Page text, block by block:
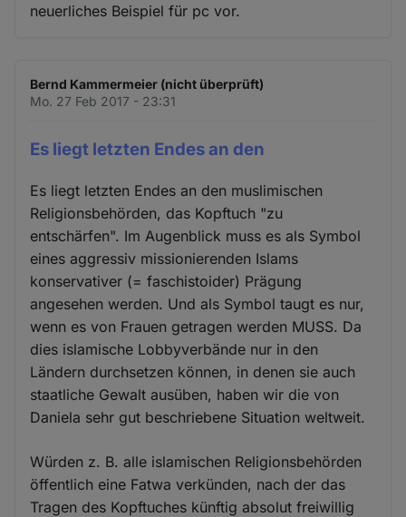
neuerliches Beispiel für pc vor.
Bernd Kammermeier (nicht überprüft)
Mo. 27 Feb 2017 - 23:31
Es liegt letzten Endes an den
Es liegt letzten Endes an den muslimischen
Religionsbehörden, das Kopftuch "zu
entschärfen". Im Augenblick muss es als Symbol
eines aggressiv missionierenden Islams
konservativer (= faschistoider) Prägung
angesehen werden. Und als Symbol taugt es nur,
wenn es von Frauen getragen werden MUSS. Da
dies islamische Lobbyverbände nur in den
Ländern durchsetzen können, in denen sie auch
staatliche Gewalt ausüben, haben wir die von
Daniela sehr gut beschriebene Situation weltweit.
Würden z. B. alle islamischen Religionsbehörden
öffentlich eine Fatwa verkünden, nach der das
Tragen des Kopftuches künftig absolut freiwillig